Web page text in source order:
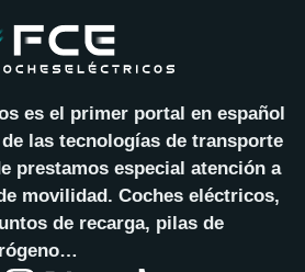
es el primer portal en español
las tecnologías de transporte
prestamos especial atención a
movilidad. Coches eléctricos,
de recarga, pilas de